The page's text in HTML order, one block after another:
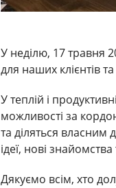
У неділю, 17 травня
для наших клієнтів та
У теплій і
можливості за
та діляться
ідеї, нові
Дякуємо всім, хто